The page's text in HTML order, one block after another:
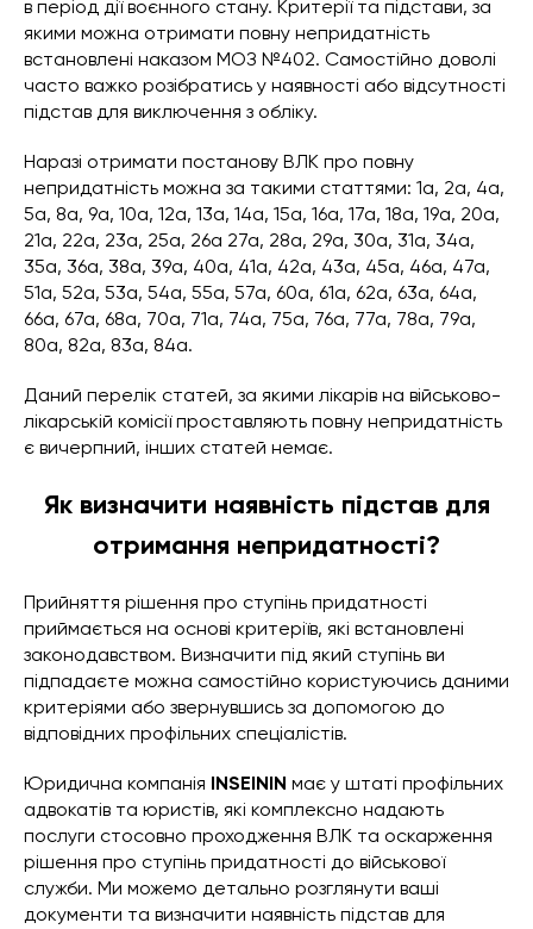
в період дії воєнного стану. Критерії та підстави, за
якими можна отримати повну непридатність
встановлені наказом МОЗ №402. Самостійно доволі
часто важко розібратись у наявності або відсутності
підстав для виключення з обліку.
Наразі отримати постанову ВЛК про повну
непридатність можна за такими статтями: 1а, 2а, 4а,
5а, 8а, 9а, 10а, 12а, 13а, 14а, 15а, 16а, 17а, 18а, 19а, 20а,
21а, 22а, 23а, 25а, 26а 27а, 28а, 29а, 30а, 31а, 34а,
35а, 36а, 38а, 39а, 40а, 41а, 42а, 43а, 45а, 46а, 47а,
51а, 52а, 53а, 54а, 55а, 57а, 60а, 61а, 62а, 63а, 64а,
66а, 67а, 68а, 70а, 71а, 74а, 75а, 76а, 77а, 78а, 79а,
80а, 82а, 83а, 84а.
Даний перелік статей, за якими лікарів на військово-
лікарській комісії проставляють повну непридатність
є вичерпний, інших статей немає.
Як визначити наявність підстав для
отримання непридатності?
Прийняття рішення про ступінь придатності
приймається на основі критеріїв, які встановлені
законодавством. Визначити під який ступінь ви
підпадаєте можна самостійно користуючись даними
критеріями або звернувшись за допомогою до
відповідних профільних спеціалістів.
Юридична компанія INSEININ має у штаті профільних
адвокатів та юристів, які комплексно надають
послуги стосовно проходження ВЛК та оскарження
рішення про ступінь придатності до військової
служби. Ми можемо детально розглянути ваші
документи та визначити наявність підстав для